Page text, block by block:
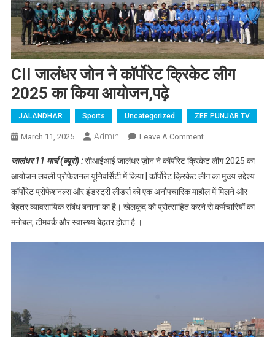
CII जालंधर जोन ने कॉर्पोरेट क्रिकेट लीग
2025 का किया आयोजन,पढ़े
JALANDHAR Sports Uncategorized ZEE PUNJAB TV
March 11, 2025 Admin Leave A CommentOn CII जालंधर जोन
लीग 2025 का किया
आयोजन,पढ़े
जालंधर 11 मार्च (ब्यूरो) :सीआईआई जालंधर ज़ोन ने कॉर्पोरेट क्रिकेट लीग 2025 का
आयोजन लवली प्रोफेशनल यूनिवर्सिटी में किया | कॉर्पोरेट क्रिकेट लीग का मुख्य उद्देश्य
कॉर्पोरेट प्रोफेशनल्स और इंडस्ट्री लीडर्स को एक अनौपचारिक माहौल में मिलने और
बेहतर व्यावसायिक संबंध बनाना का है। खेलकूद को प्रोत्साहित करने से कर्मचारियों का
मनोबल, टीमवर्क और स्वास्थ्य बेहतर होता है ।